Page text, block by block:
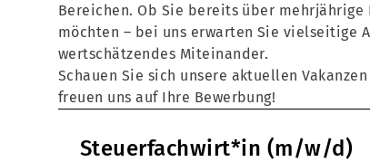
Bereichen. Ob Sie bereits über
möchten – bei uns erwarten Sie vielseitige
wertschätzendes Miteinander.
Schauen Sie sich unsere aktuellen
freuen uns auf Ihre Bewerbung!
Steuerfachwirt*in (m/w/d)